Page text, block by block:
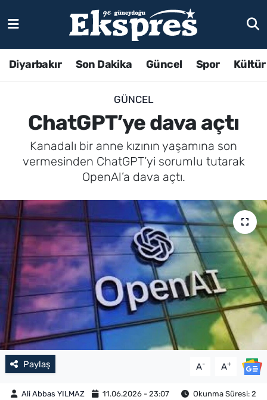
Diyarbakır Son Dakika Güncel Spor
GÜNCEL
ChatGPT’ye dava açtı
Kanadalı bir anne kızının yaşamına son
vermesinden ChatGPT’yi sorumlu tutarak
OpenAl’a dava açtı.
Paylaş A- A+
Ali Abbas YILMAZ 11.06.2026 - 23:07
Okunma Süresi: 2